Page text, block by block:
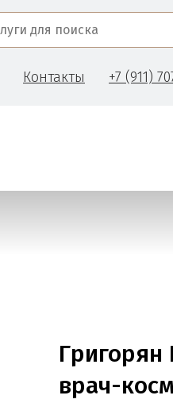
Контакты +7 (911)
врач-